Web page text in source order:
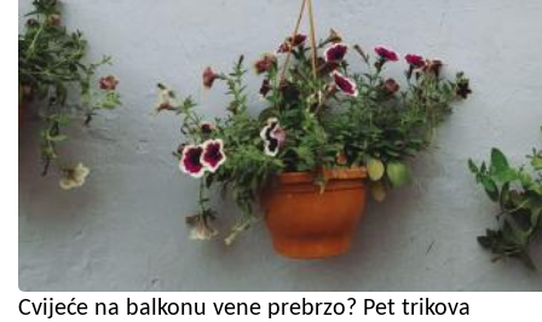
Cvijeće na balkonu vene prebrzo? Pet trikova